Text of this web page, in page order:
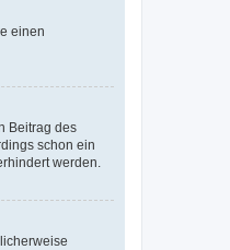
einen
Beitrag des
schon ein
werden.